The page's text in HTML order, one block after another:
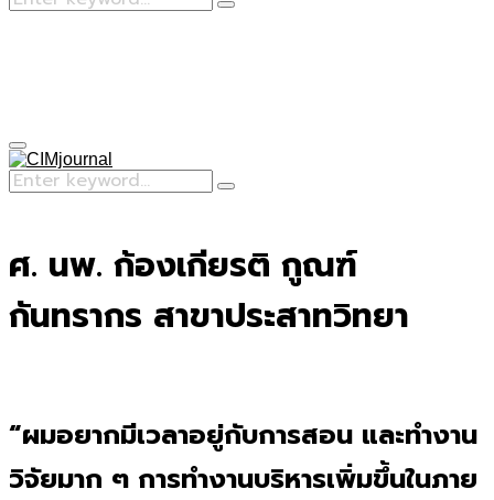
Search
Primary
Menu
Search
for:
Search
ศ. นพ. ก้องเกียรติ กูณฑ์
กันทรากร สาขาประสาทวิทยา
“ผมอยากมีเวลาอยู่กับการสอน และทำงาน
วิจัยมาก ๆ การทำงานบริหารเพิ่มขึ้นในภาย